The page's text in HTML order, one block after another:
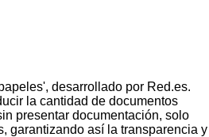
desarrollado por Red.es.
la cantidad de documentos
presentar documentación, solo
garantizando así la transparencia y